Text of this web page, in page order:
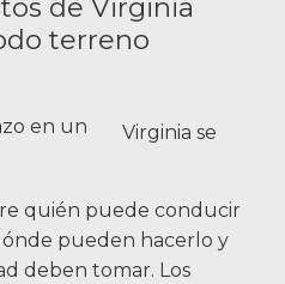
de Virginia
terreno
Virginia se
quién puede conducir
pueden hacerlo y
deben tomar. Los